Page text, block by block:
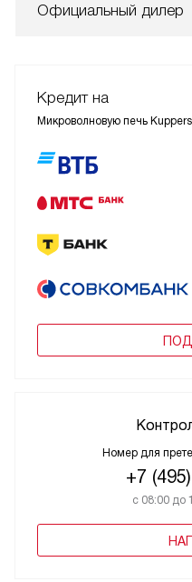
Официальный дилер
Кредит на
Микроволновую печь
Номер для
+7
с 08:00 до